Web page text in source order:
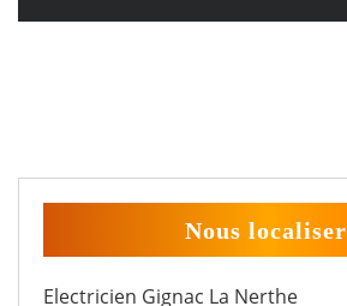
Nous localiser
Electricien Gignac La Nerthe